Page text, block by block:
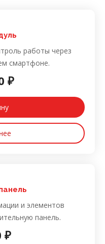
работы через
смартфоне.
₽
и элементов
панель.
₽